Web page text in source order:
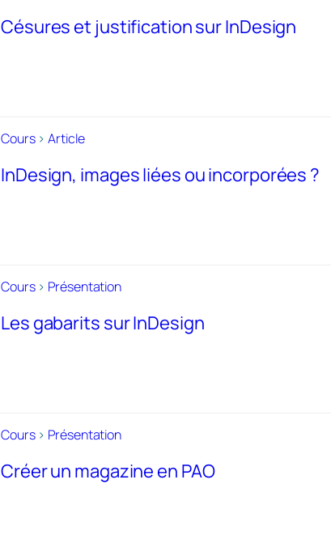
Césures et justification sur InDesign
Cours > Article
InDesign, images liées ou incorporées ?
Cours > Présentation
Les gabarits sur InDesign
Cours > Présentation
Créer un magazine en PAO